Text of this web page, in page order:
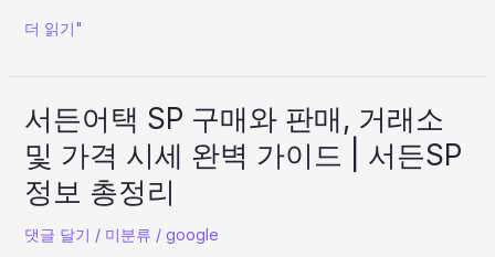
|
혜
택
100%
활
하
더 읽기"
서든어택 SP 구매와 판매, 거래소
및 가격 시세 완벽 가이드 | 서든SP
정보 총정리
댓글 달기 / 미분류 / google
서
어
택
SP
구